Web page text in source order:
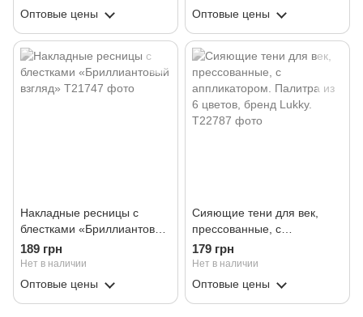
Оптовые цены
серебристыми блестками.
Оптовые цены
Накладные ресницы с
блестками «Бриллиантовый
взгляд»
189 грн
Нет в наличии
Оптовые цены
Сияющие тени для век,
прессованные, с
аппликатором. Палитра из
6 цветов, бренд Lukky.
179 грн
Нет в наличии
Оптовые цены